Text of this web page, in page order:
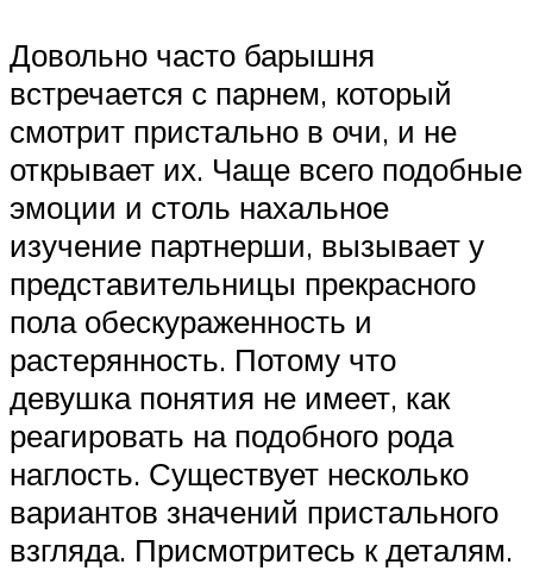
Довольно часто барышня
встречается с парнем, который
смотрит пристально в очи, и не
открывает их. Чаще всего подобные
эмоции и столь нахальное
изучение партнерши, вызывает у
представительницы прекрасного
пола обескураженность и
растерянность. Потому что
девушка понятия не имеет, как
реагировать на подобного рода
наглость. Существует несколько
вариантов значений пристального
взгляда. Присмотритесь к деталям.